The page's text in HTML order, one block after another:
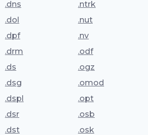
.dns
.dol
.dpf
.drm
.ds
.dsg
.dspl
.dsr
.dst
.ntrk
.nut
.nv
.odf
.ogz
.omod
.opt
.osb
.osk